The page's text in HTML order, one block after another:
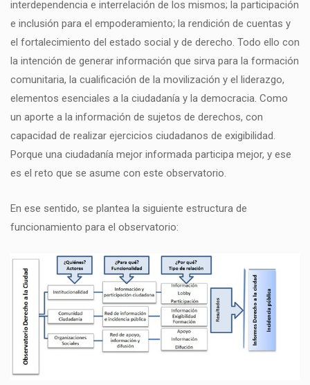
interdependencia e interrelación de los mismos; la participación
e inclusión para el empoderamiento; la rendición de cuentas y
el fortalecimiento del estado social y de derecho. Todo ello con
la intención de generar información que sirva para la formación
comunitaria, la cualificación de la movilización y el liderazgo,
elementos esenciales a la ciudadanía y la democracia. Como
un aporte a la información de sujetos de derechos, con
capacidad de realizar ejercicios ciudadanos de exigibilidad.
Porque una ciudadanía mejor informada participa mejor, y ese
es el reto que se asume con este observatorio.
En ese sentido, se plantea la siguiente estructura de
funcionamiento para el observatorio: